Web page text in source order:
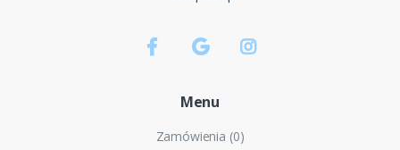
Menu
Zamówienia (0)